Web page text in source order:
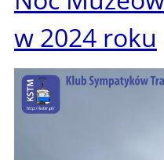
w 2024 roku